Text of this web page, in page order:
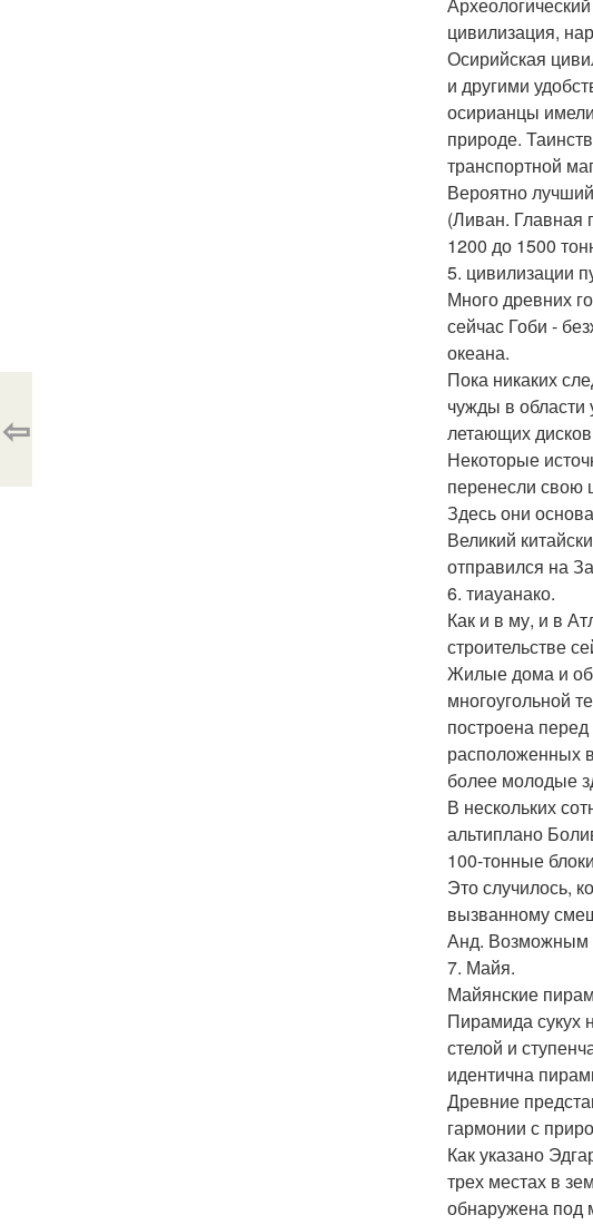
цивилизация,
Осирийская
и другими
осирианцы
природе.
транспортной
Вероятно
(Ливан. Главная
1200 до 1500
5. цивилизации
Много древних
сейчас Гоби -
океана.
Пока никаких
чужды в
летающих
Некоторые
перенесли свою
Здесь они
Великий
отправился на
6. тиауанако.
Как и в му, и в
строительстве
Жилые дома и
многоугольной
построена
расположенных
более молодые
В нескольких
альтиплано
100-тонные
Это случилось,
вызванному
Анд. Возможным
7. Майя.
Майянские
Пирамида сукух
стелой и
идентична
Древние
гармонии с
Как указано
трех местах в
обнаружена под
⇦